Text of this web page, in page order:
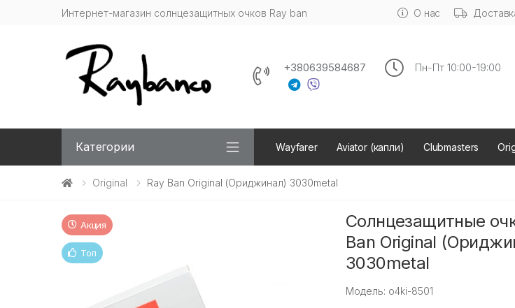
Интернет-магазин солнцезащитных очков Ray ban О нас
+380639584687 Пн-Пт 10:00-19:00
Категории Wayfarer Aviator (капли) Clubmasters
Original Ray Ban Original (Ориджинал) 3030metal
Акция
Топ
Солнцезащитные
Ban Original
3030metal
Модель: o4ki-8501